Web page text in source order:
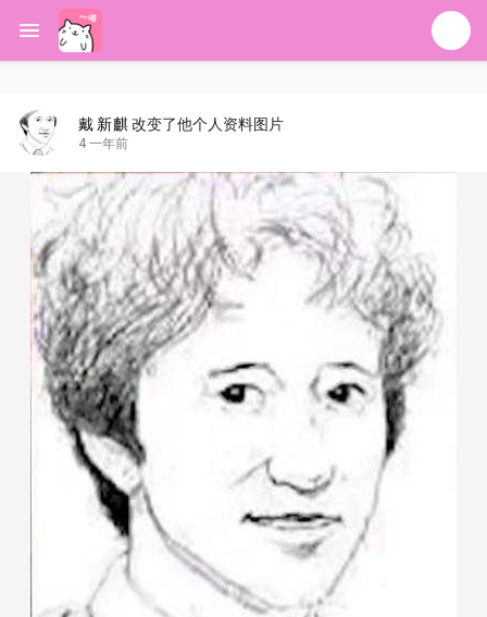
戴 新麒改变了他个人资料图片
4 一年前